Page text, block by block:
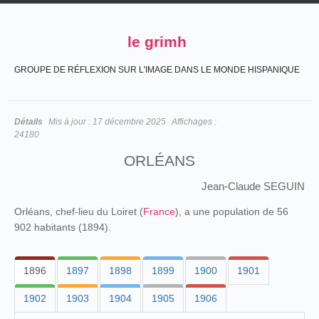
le grimh
GROUPE DE RÉFLEXION SUR L'IMAGE DANS LE MONDE HISPANIQUE
Détails Mis à jour : 17 décembre 2025 Affichages :
24180
ORLÉANS
Jean-Claude SEGUIN
Orléans, chef-lieu du Loiret (France), a une population de 56
902 habitants (1894).
1896 1897 1898 1899 1900 1901
1902 1903 1904 1905 1906